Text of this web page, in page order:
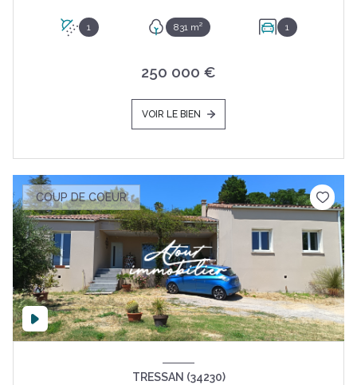
1 831 m² 1
250 000 €
VOIR LE BIEN
COUP DE COEUR
TRESSAN (34230)